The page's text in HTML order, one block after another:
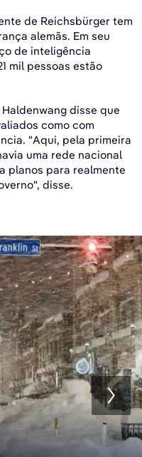
de Reichsbürger tem
alemãs. Em seu
de inteligência
mil pessoas estão
disse que
como com
"Aqui, pela primeira
uma rede nacional
planos para realmente
disse.